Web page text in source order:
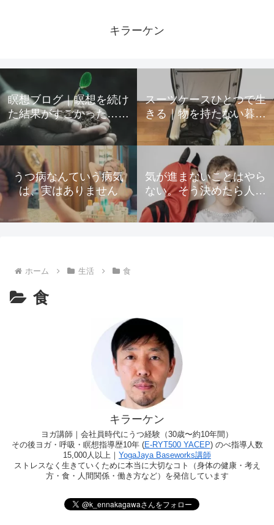
キラーケン
瞑想ブログ｜瞑想を続け
た結果がすごかった…起
きた変化をすべて公開
スーツケースひとつで生
きる｜物を持たない暮ら
しのための所有物の手放
し方
うつ病なんていう病気
は、実はありません
気が進まないことはやら
ない。そう決めたら人生
が驚くほど楽になった
ホーム 生活 食
食
キラーケン
ヨガ講師｜会社員時代にうつ経験（30歳〜約10年間）
その後ヨガ・呼吸・瞑想指導歴10年 (E-RYT500 YACEP) のべ指導人数
15,000人以上｜ YogaJaya Baseworks講師
ストレスなく生きていくために本当に大切なコト（身体の健康・考え
方・食・人間関係・働き方など）を発信しています